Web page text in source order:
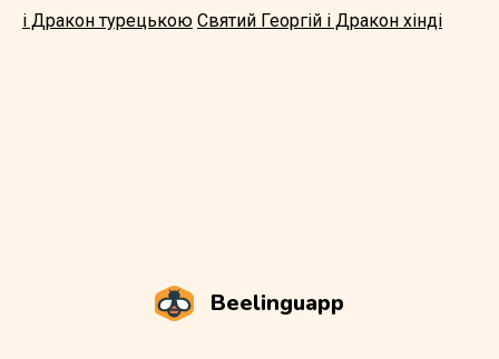
і Дракон турецькою Святий Георгій і Дракон хінді
Beelinguapp